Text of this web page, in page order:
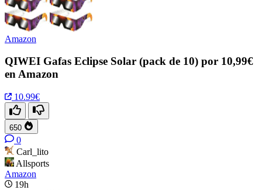
Amazon
QIWEI Gafas Eclipse Solar (pack de 10) por 10,99€
en Amazon
10.99€
650
0
Carl_lito
Allsports
Amazon
19h